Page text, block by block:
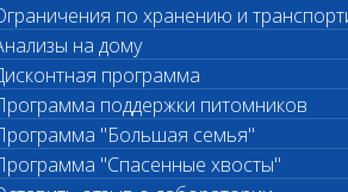
по хранению и
на дому
программа
поддержки питомников
"Большая семья"
"Спасенные хвосты"